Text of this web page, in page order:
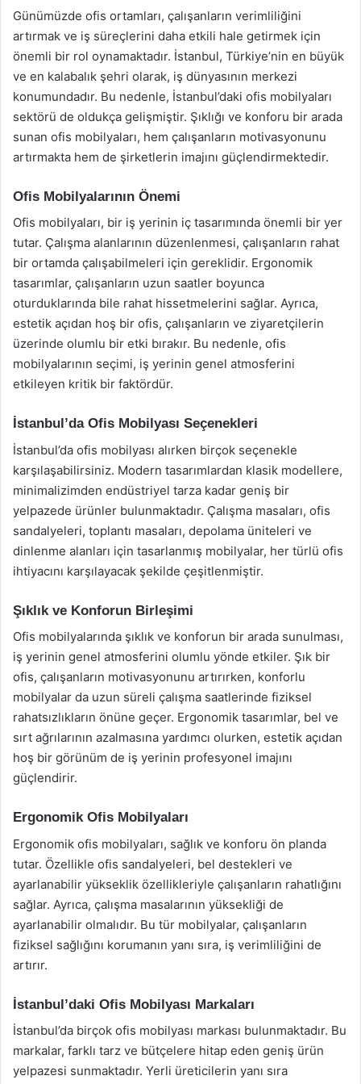
Günümüzde ofis ortamları, çalışanların verimliliğini
artırmak ve iş süreçlerini daha etkili hale getirmek için
önemli bir rol oynamaktadır. İstanbul, Türkiye’nin en büyük
ve en kalabalık şehri olarak, iş dünyasının merkezi
konumundadır. Bu nedenle, İstanbul’daki ofis mobilyaları
sektörü de oldukça gelişmiştir. Şıklığı ve konforu bir arada
sunan ofis mobilyaları, hem çalışanların motivasyonunu
artırmakta hem de şirketlerin imajını güçlendirmektedir.
Ofis Mobilyalarının Önemi
Ofis mobilyaları, bir iş yerinin iç tasarımında önemli bir yer
tutar. Çalışma alanlarının düzenlenmesi, çalışanların rahat
bir ortamda çalışabilmeleri için gereklidir. Ergonomik
tasarımlar, çalışanların uzun saatler boyunca
oturduklarında bile rahat hissetmelerini sağlar. Ayrıca,
estetik açıdan hoş bir ofis, çalışanların ve ziyaretçilerin
üzerinde olumlu bir etki bırakır. Bu nedenle, ofis
mobilyalarının seçimi, iş yerinin genel atmosferini
etkileyen kritik bir faktördür.
İstanbul’da Ofis Mobilyası Seçenekleri
İstanbul’da ofis mobilyası alırken birçok seçenekle
karşılaşabilirsiniz. Modern tasarımlardan klasik modellere,
minimalizimden endüstriyel tarza kadar geniş bir
yelpazede ürünler bulunmaktadır. Çalışma masaları, ofis
sandalyeleri, toplantı masaları, depolama üniteleri ve
dinlenme alanları için tasarlanmış mobilyalar, her türlü ofis
ihtiyacını karşılayacak şekilde çeşitlenmiştir.
Şıklık ve Konforun Birleşimi
Ofis mobilyalarında şıklık ve konforun bir arada sunulması,
iş yerinin genel atmosferini olumlu yönde etkiler. Şık bir
ofis, çalışanların motivasyonunu artırırken, konforlu
mobilyalar da uzun süreli çalışma saatlerinde fiziksel
rahatsızlıkların önüne geçer. Ergonomik tasarımlar, bel ve
sırt ağrılarının azalmasına yardımcı olurken, estetik açıdan
hoş bir görünüm de iş yerinin profesyonel imajını
güçlendirir.
Ergonomik Ofis Mobilyaları
Ergonomik ofis mobilyaları, sağlık ve konforu ön planda
tutar. Özellikle ofis sandalyeleri, bel destekleri ve
ayarlanabilir yükseklik özellikleriyle çalışanların rahatlığını
sağlar. Ayrıca, çalışma masalarının yüksekliği de
ayarlanabilir olmalıdır. Bu tür mobilyalar, çalışanların
fiziksel sağlığını korumanın yanı sıra, iş verimliliğini de
artırır.
İstanbul’daki Ofis Mobilyası Markaları
İstanbul’da birçok ofis mobilyası markası bulunmaktadır. Bu
markalar, farklı tarz ve bütçelere hitap eden geniş ürün
yelpazesi sunmaktadır. Yerli üreticilerin yanı sıra